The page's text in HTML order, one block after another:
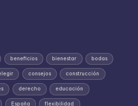
beneficios bienestar bodas
consejos construcción
derecho educación
España flexibilidad